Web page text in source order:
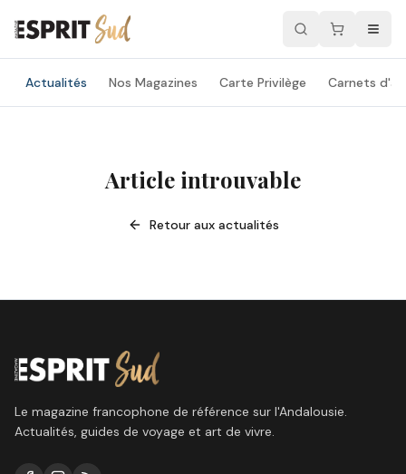
Actualités Nos Magazines Carte Privilège Carnets
Article introuvable
Retour aux actualités
Le magazine francophone de référence sur l'Andalousie.
Actualités, guides de voyage et art de vivre.